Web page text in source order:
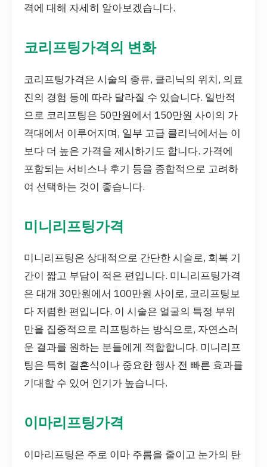
격에 대해 자세히 알아보겠습니다.
코리프팅가격의 변화
코리프팅가격은 시술의 종류, 클리닉의 위치, 의료
진의 경험 등에 따라 달라질 수 있습니다. 일반적
으로 코리프팅은 50만원에서 150만원 사이의 가
격대에서 이루어지며, 일부 고급 클리닉에서는 이
보다 더 높은 가격을 제시하기도 합니다. 가격에
포함되는 서비스나 후기 등을 종합적으로 고려하
여 선택하는 것이 좋습니다.
미니리프팅가격
미니리프팅은 상대적으로 간단한 시술로, 회복 기
간이 짧고 부담이 적은 편입니다. 미니리프팅가격
은 대개 30만원에서 100만원 사이로, 코리프팅보
다 저렴한 편입니다. 이 시술은 얼굴의 특정 부위
만을 집중적으로 리프팅하는 방식으로, 자연스러
운 결과를 원하는 분들에게 적합합니다. 미니리프
팅은 특히 결혼식이나 중요한 행사 전 빠른 효과를
기대할 수 있어 인기가 높습니다.
이마리프팅가격
이마리프팅은 주로 이마 주름을 줄이고 눈가의 탄